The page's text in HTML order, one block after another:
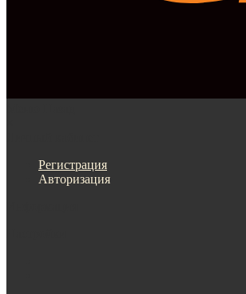
Регистрация
Авторизация